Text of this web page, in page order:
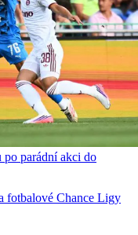
parádní akci do
fotbalové Chance Ligy